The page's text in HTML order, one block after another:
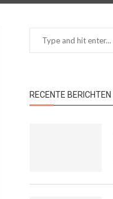
RECENTE BERICHTEN